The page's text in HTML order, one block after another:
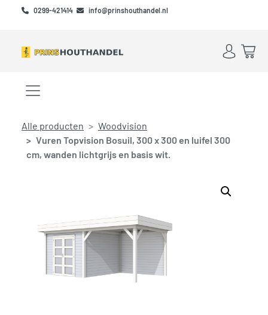
Skip to main content
Skip to footer
0299-421414 info@prinshouthandel.nl
Account
Menu openen/sluiten
Alle producten
Woodvision
Vuren Topvision Bosuil, 300 x 300 en luifel 300
cm, wanden lichtgrijs en basis wit.